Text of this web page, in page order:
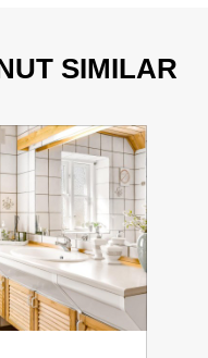
SIMILAR